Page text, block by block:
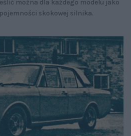
można dla każdego modelu jako
skokowej silnika.